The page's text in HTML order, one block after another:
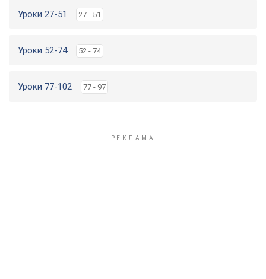
Уроки 27-51 27 - 51
Уроки 52-74 52 - 74
Уроки 77-102 77 - 97